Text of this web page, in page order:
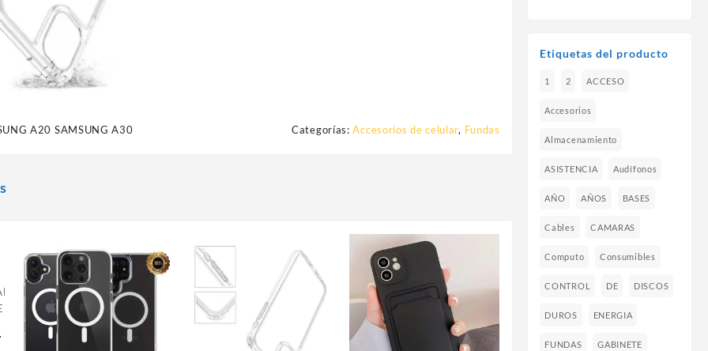
A20 SAMSUNG A30 Categorías:Accesorios de celular, Fundas
Etiquetas del producto
1 2 ACCESO
Accesorios
Almacenamiento
ASISTENCIA Audífonos
AÑO AÑOS BASES
Cables CAMARAS
Computo Consumibles
CONTROL DE DISCOS
DUROS ENERGIA
FUNDAS GABINETE